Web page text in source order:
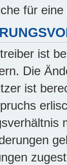
für
ist
Die
ist